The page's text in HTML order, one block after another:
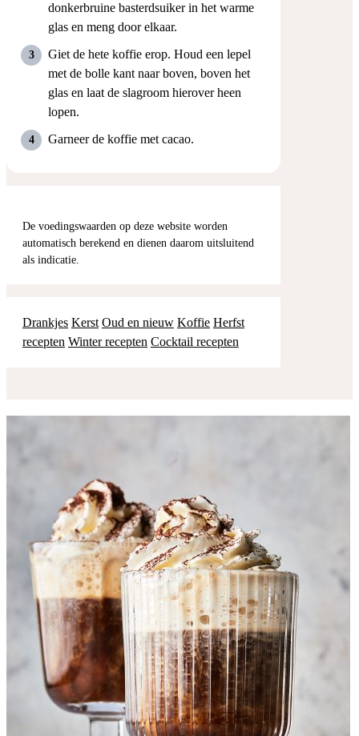
donkerbruine basterdsuiker in het warme
glas en meng door elkaar.
Giet de hete koffie erop. Houd een lepel
met de bolle kant naar boven, boven het
glas en laat de slagroom hierover heen
lopen.
Garneer de koffie met cacao.
De voedingswaarden op deze website worden
automatisch berekend en dienen daarom uitsluitend
als indicatie.
Drankjes Kerst Oud en nieuw Koffie Herfst
recepten Winter recepten Cocktail recepten